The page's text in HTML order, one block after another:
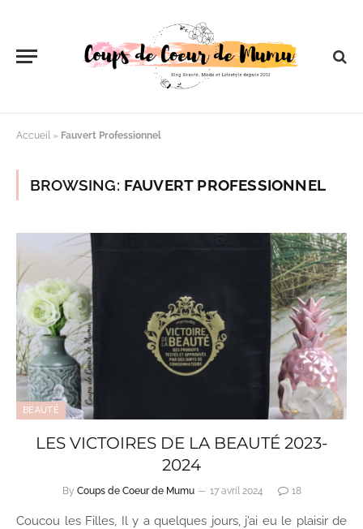
Accueil » Fauvert Professionnel
BROWSING: FAUVERT PROFESSIONNEL
BEAUTÉ
LES VICTOIRES DE LA BEAUTÉ 2023-
2024
By Coups de Coeur de Mumu 17 avril 2024 18
Coucou les Filles, Il y a quelques jours, j’ai eu le plaisir de